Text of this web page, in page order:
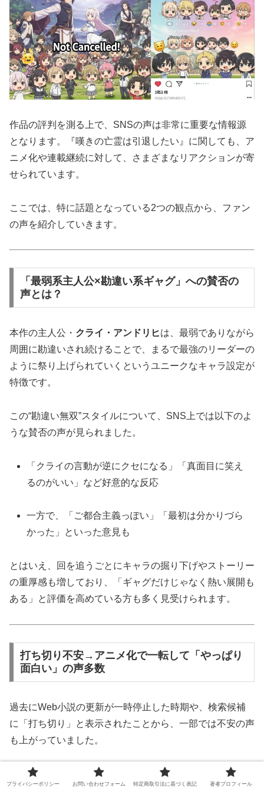
作品の評判を測る上で、SNSの声は非常に重要な情報源
となります。『嘆きの亡霊は引退したい』に関しても、ア
ニメ化や連載継続に対して、さまざまなリアクションが寄
せられています。
ここでは、特に話題となっている2つの観点から、ファン
の声を紹介していきます。
「最弱系主人公×勘違い系ギャグ」への賛否の
声とは？
本作の主人公・ クライ・アンドリヒは、最弱でありながら
周囲に勘違いされ続けることで、まるで最強のリーダーの
ように祭り上げられていくというユニークなキャラ設定が
特徴です。
この“勘違い無双”スタイルについて、SNS上では以下のよ
うな賛否の声が見られました。
「クライの言動が逆にクセになる」「真面目に笑え
るのがいい」など好意的な反応
一方で、「ご都合主義っぽい」「最初は分かりづら
かった」といった意見も
とはいえ、回を追うごとにキャラの掘り下げやストーリー
の重厚感も増しており、「ギャグだけじゃなく熱い展開も
ある」と評価を高めている方も多く見受けられます。
打ち切り不安→アニメ化で一転して「やっぱり
面白い」の声多数
過去にWeb小説の更新が一時停止した時期や、検索候補
に「打ち切り」と表示されたことから、一部では不安の声
も上がっていました。
しかし、 2024年10月からのアニメ放送
をきっかけに、
プライバシーポリシー お問い合わせフォーム 特定商取引法に基づく表記 著者プロフィール